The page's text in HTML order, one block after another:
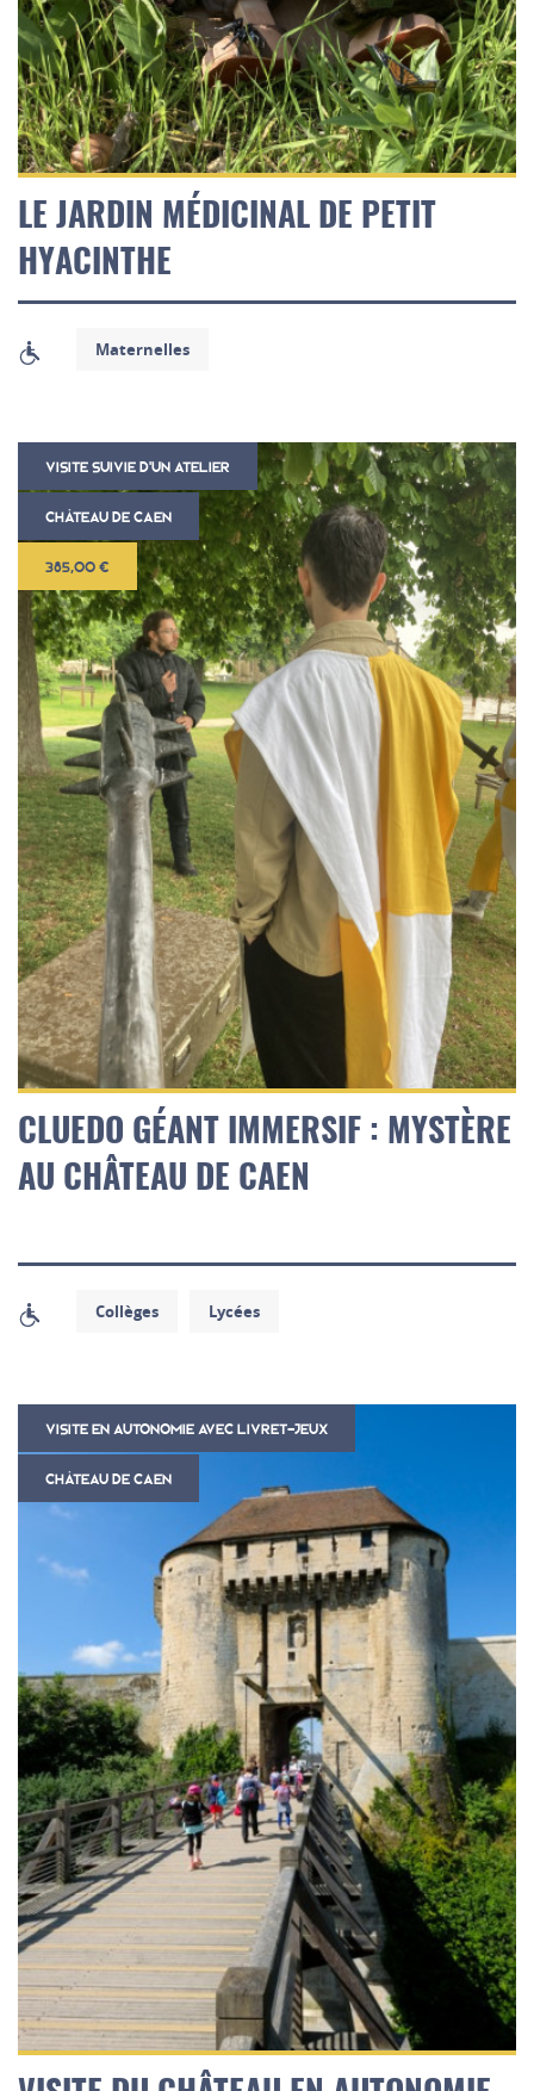
LE JARDIN MÉDICINAL DE PETIT
HYACINTHE
Maternelles
VISITE SUIVIE D'UN ATELIER
CHÂTEAU DE CAEN
385,00 €
CLUEDO GÉANT IMMERSIF : MYSTÈRE
AU CHÂTEAU DE CAEN
Collèges Lycées
VISITE EN AUTONOMIE AVEC LIVRET-JEUX
CHÂTEAU DE CAEN